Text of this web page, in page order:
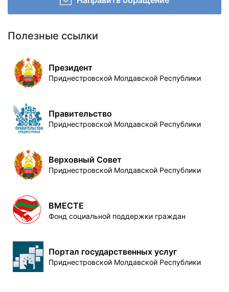
Полезные ссылки
Президент
Приднестровской Молдавской Республики
Правительство
Приднестровской Молдавской Республики
Верховный Совет
Приднестровской Молдавской Республики
ВМЕСТЕ
Фонд социальной поддержки граждан
Портал государственных услуг
Приднестровской Молдавской Республики